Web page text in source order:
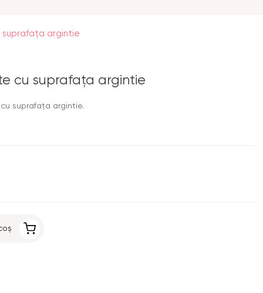
argintie
cu suprafața argintie
suprafața argintie.